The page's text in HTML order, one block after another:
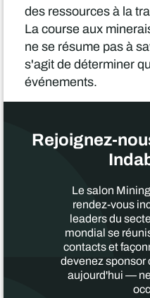
des ressources à la
La course aux
ne se résume pas à
s'agit de déterminer
événements.
Rejoignez-
Le salon
rendez-vous
leaders du
mondial se
contacts et
devenez sponsor
aujourd'hui —